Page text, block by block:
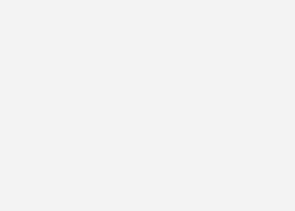
(geringerer Widerstand) oder ein
gegenüber einem Schrägsitzventil
eines solchen Trinkwassernetzes
auftritt. Eine beispielhafte
so ansammelt.